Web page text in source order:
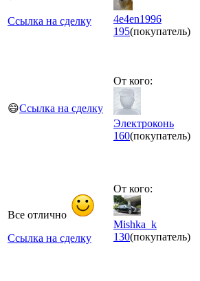
Ссылка на сделку
4e4en1996
195(покупатель)
😄Ссылка на сделку
От кого:
Электроконь
160(покупатель)
Все отлично
Ссылка на сделку
От кого:
Mishka_k
130(покупатель)